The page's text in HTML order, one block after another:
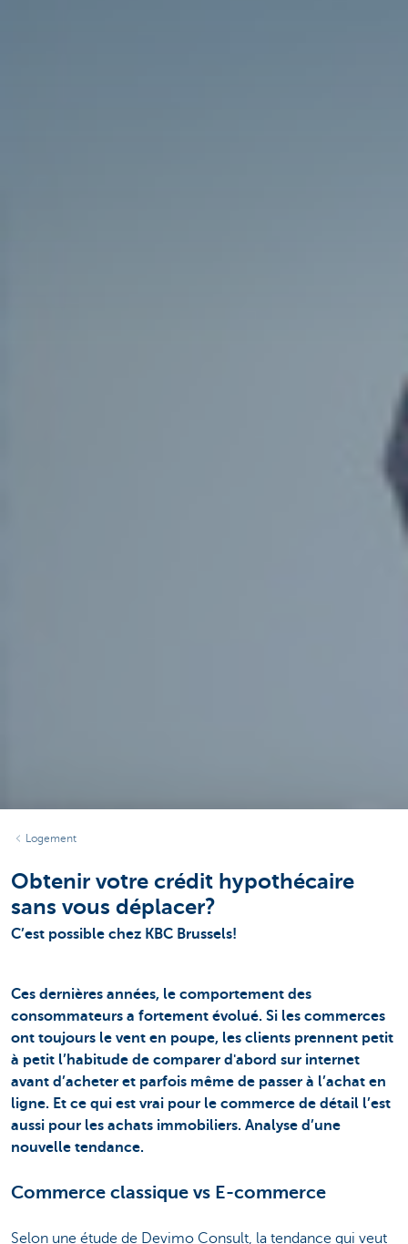
Logement
Obtenir votre crédit hypothécaire
sans vous déplacer?
C’est possible chez KBC Brussels!
Ces dernières années, le comportement des
consommateurs a fortement évolué. Si les commerces
ont toujours le vent en poupe, les clients prennent petit
à petit l’habitude de comparer d'abord sur internet
avant d’acheter et parfois même de passer à l’achat en
ligne. Et ce qui est vrai pour le commerce de détail l’est
aussi pour les achats immobiliers. Analyse d’une
nouvelle tendance.
Commerce classique vs E-commerce
Selon une étude de Devimo Consult, la tendance qui veut